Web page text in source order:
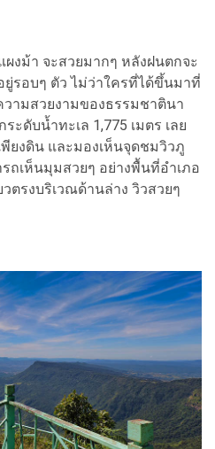
ม้า จะสวยมากๆ หลังฝนตกจะ
รอบๆ ตัว ไม่ว่าใครที่ได้ขึ้นมาที่
ามสวยงามของธรรมชาตินา
ะดับน้ำทะเล 1,775 เมตร เลย
ยงดิน และมองเห็นจุดชมวิวภู
ถเห็นมุมสวยๆ อย่างพื้นที่อำเภอ
ตรงบริเวณด้านล่าง วิวสวยๆ